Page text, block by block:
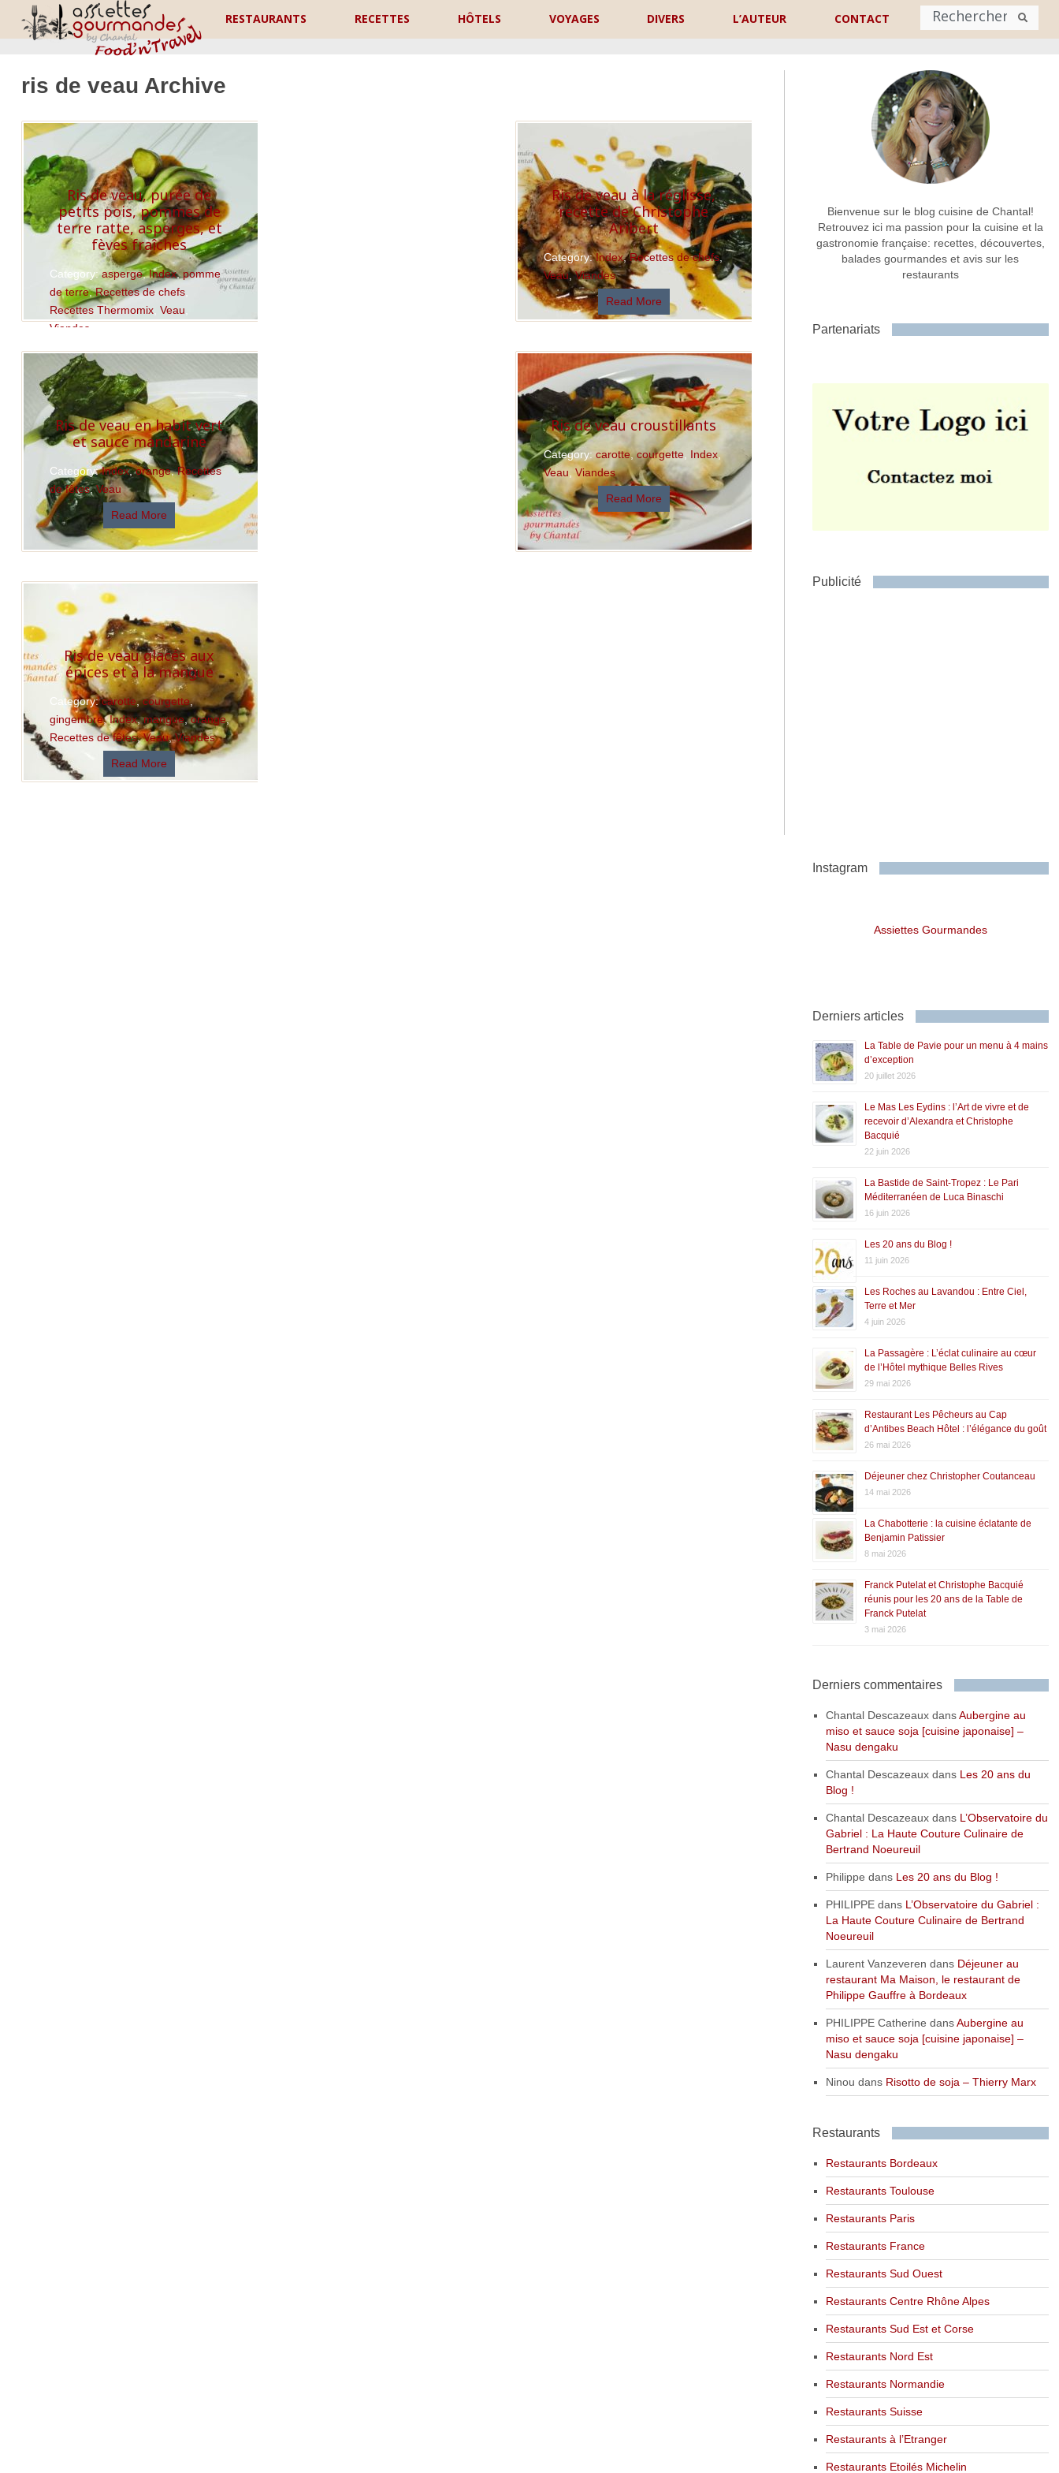
RESTAURANTS RECETTES HÔTELS VOYAGES DIVERS L’AUTEUR CONTACT
Prénom Nom
Adresse de contact
Commentaire ou message *
ris de veau Archive
Ris de veau, purée de
petits pois, pommes de
terre ratte, asperges, et
fèves fraîches
Category:asperge,Index,pomme
de terre,Recettes de chefs,
Recettes Thermomix, Veau
Viandes
Read More
Ris de veau à la réglisse,
recette de Christophe
Aribert
Category:Index,Recettes de chefs,
Veau,Viandes
Read More
Ris de veau en habit vert
et sauce mandarine
Category:Index,orange,Recettes
de fêtes,Veau
Read More
Ris de veau croustillants
Category:carotte,courgette Index,
Veau ,Viandes
Read More
Ris de veau glacés aux
épices et à la mangue
Category:carotte,courgette,
gingembre,Index,mangue,orange,
Recettes de fêtes,Veau,Viandes
Read More
Bienvenue sur le blog cuisine de Chantal!
Retrouvez ici ma passion pour la cuisine et la
gastronomie française: recettes, découvertes,
balades gourmandes et avis sur les
restaurants
Partenariats
Publicité
Instagram
Assiettes Gourmandes
Derniers articles
La Table de Pavie pour un menu à 4 mains
d’exception
20 juillet 2026
Le Mas Les Eydins : l’Art de vivre et de
recevoir d’Alexandra et Christophe
Bacquié
22 juin 2026
La Bastide de Saint-Tropez : Le Pari
Méditerranéen de Luca Binaschi
16 juin 2026
Les 20 ans du Blog !
11 juin 2026
Les Roches au Lavandou : Entre Ciel,
Terre et Mer
4 juin 2026
La Passagère : L’éclat culinaire au cœur
de l’Hôtel mythique Belles Rives
29 mai 2026
Restaurant Les Pêcheurs au Cap
d’Antibes Beach Hôtel : l’élégance du goût
26 mai 2026
Déjeuner chez Christopher Coutanceau
14 mai 2026
La Chabotterie : la cuisine éclatante de
Benjamin Patissier
8 mai 2026
Franck Putelat et Christophe Bacquié
réunis pour les 20 ans de la Table de
Franck Putelat
3 mai 2026
Derniers commentaires
Chantal DescazeauxdansAubergine au
miso et sauce soja [cuisine japonaise] –
Nasu dengaku
Chantal Descazeauxdans Les 20 ans du
Blog !
Chantal Descazeauxdans L’Observatoire du
Gabriel : La Haute Couture Culinaire de
Bertrand Noeureuil
Philippe dans Les 20 ans du Blog !
PHILIPPEdans L’Observatoire du Gabriel :
La Haute Couture Culinaire de Bertrand
Noeureuil
Laurent Vanzeveren dans Déjeuner au
restaurant Ma Maison, le restaurant de
Philippe Gauffre à Bordeaux
PHILIPPE Catherine dansAubergine au
miso et sauce soja [cuisine japonaise] –
Nasu dengaku
Ninou dans Risotto de soja – Thierry Marx
Restaurants
Restaurants Bordeaux
Restaurants Toulouse
Restaurants Paris
Restaurants France
Restaurants Sud Ouest
Restaurants Centre Rhône Alpes
Restaurants Sud Est et Corse
Restaurants Nord Est
Restaurants Normandie
Restaurants Suisse
Restaurants à l’Etranger
Restaurants Etoilés Michelin